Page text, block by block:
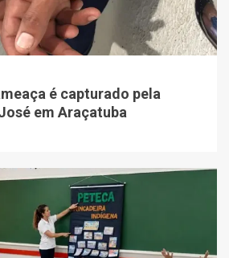
é capturado pela
em Araçatuba